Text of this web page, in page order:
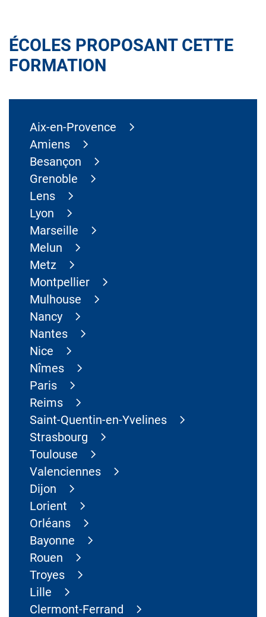
ÉCOLES PROPOSANT CETTE
FORMATION
Aix-en-Provence
Amiens
Besançon
Grenoble
Lens
Lyon
Marseille
Melun
Metz
Montpellier
Mulhouse
Nancy
Nantes
Nice
Nîmes
Paris
Reims
Saint-Quentin-en-Yvelines
Strasbourg
Toulouse
Valenciennes
Dijon
Lorient
Orléans
Bayonne
Rouen
Troyes
Lille
Clermont-Ferrand